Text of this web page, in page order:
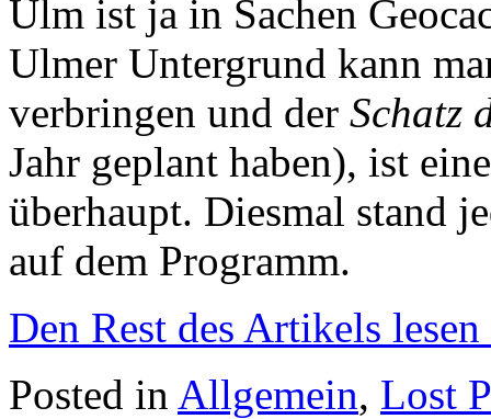
Ulm ist ja in Sachen
Ulmer Untergrund kann
verbringen und der Schatz
Jahr geplant haben), ist
überhaupt. Diesmal stand
auf dem Programm.
Den Rest des Artikels lesen
Posted in Allgemein, Lost